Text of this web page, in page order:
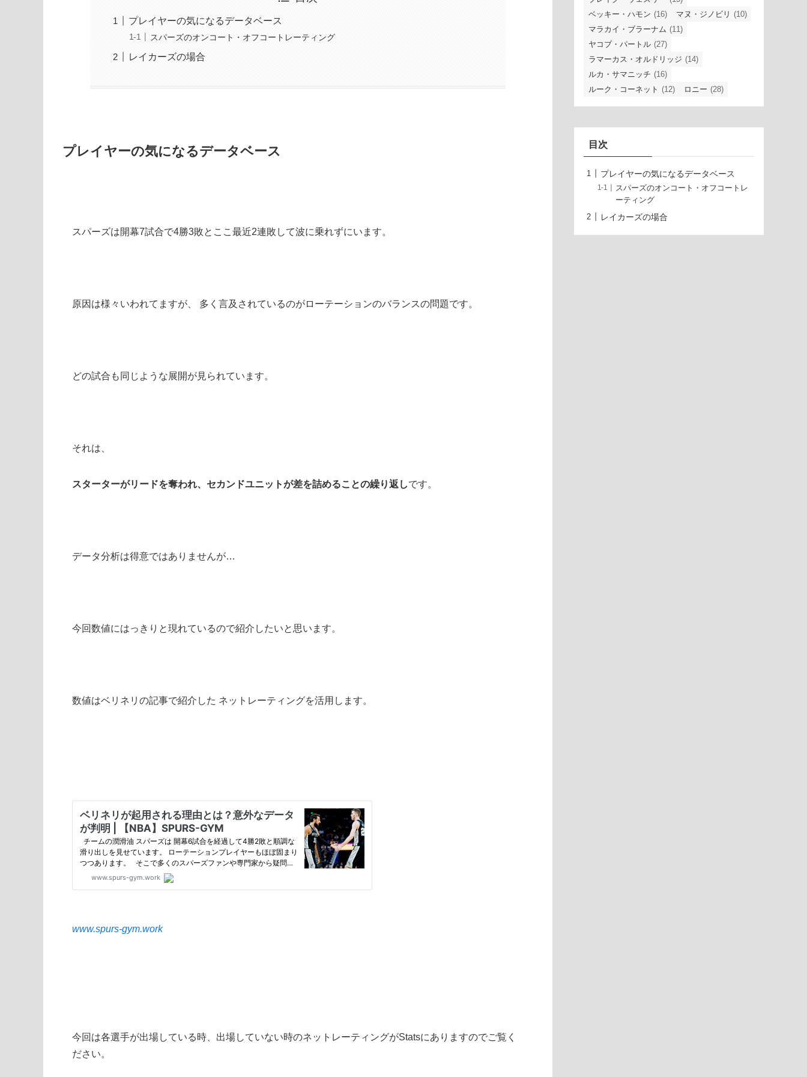
プレイヤーの気になるデータベース
スパーズのオンコート・オフコートレーティング
レイカーズの場合
プレイヤーの気になるデータベース
スパーズは開幕7試合で4勝3敗とここ最近2連敗して波に乗れずにいます。
原因は様々いわれてますが、 多く言及されているのがローテーションのバランスの問題です。
どの試合も同じような展開が見られています。
それは、
スターターがリードを奪われ、セカンドユニットが差を詰めることの繰り返しです。
データ分析は得意ではありませんが…
今回数値にはっきりと現れているので紹介したいと思います。
数値はベリネリの記事で紹介した ネットレーティングを活用します。
www.spurs-gym.work
今回は各選手が出場している時、出場していない時のネットレーティングがStatsにありますのでご覧く
ださい。
ベッキー・ハモン (16) マヌ・ジノビリ (10)
マラカイ・ブラーナム (11)
ヤコブ・パートル (27)
ラマーカス・オルドリッジ (14)
ルカ・サマニッチ (16)
ルーク・コーネット (12) ロニー (28)
目次
プレイヤーの気になるデータベース
スパーズのオンコート・オフコートレ
ーティング
レイカーズの場合